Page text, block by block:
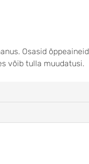
Osasid
võib tulla muudatusi.